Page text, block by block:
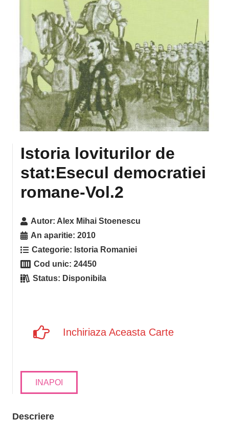
Istoria loviturilor de
stat:Esecul democratiei
romane-Vol.2
Autor: Alex Mihai Stoenescu
An aparitie:2010
Categorie: Istoria Romaniei
Cod unic:24450
Status: Disponibila
Inchiriaza Aceasta Carte
INAPOI
Descriere